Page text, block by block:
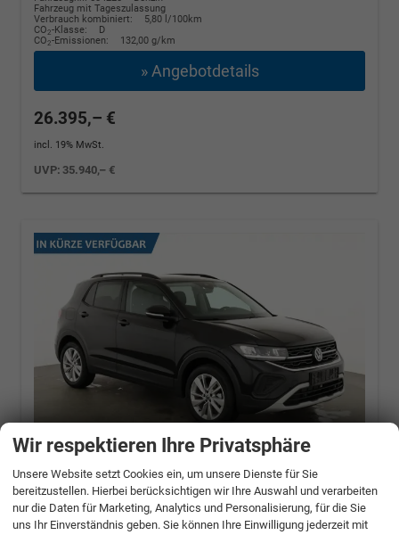
Fahrzeug mit Tageszulassung
Verbrauch kombiniert:
5,80 l/100km
CO2-Klasse:
D
CO2-Emissionen: 132,00 g/km
» Angebotdetails
26.395,– €
incl. 19% MwSt.
UVP: 35.940,– €
Volkswagen T-Cross 1.0 TSI 85 kW Life DSG
Life, LED, Kamera, ACC, Side, Winter, 17-Zoll
85 kW (116 PS), Automatik, Frontantrieb
Wir respektieren Ihre Privatsphäre
Unsere Website setzt Cookies ein, um unsere Dienste für Sie
bereitzustellen. Hierbei berücksichtigen wir Ihre Auswahl und verarbeiten
nur die Daten für Marketing, Analytics und Personalisierung, für die Sie
uns Ihr Einverständnis geben. Sie können Ihre Einwilligung jederzeit mit